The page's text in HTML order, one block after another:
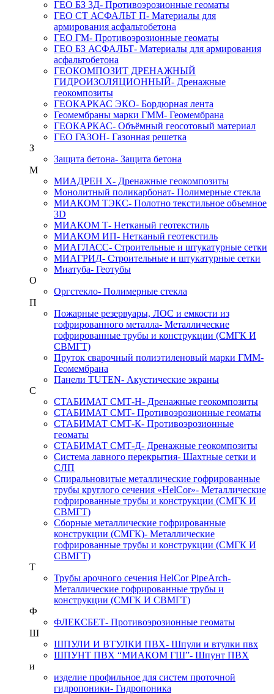
ГЕО БЗ 3Д- Противоэрозионные геоматы
ГЕО СТ АСФАЛЬТ П- Материалы для
армирования асфальтобетона
ГЕО ГМ- Противоэрозионные геоматы
ГЕО БЗ АСФАЛЬТ- Материалы для армирования
асфальтобетона
ГЕОКОМПОЗИТ ДРЕНАЖНЫЙ
ГИДРОИЗОЛЯЦИОННЫЙ- Дренажные
геокомпозиты
ГЕОКАРКАС ЭКО- Бордюрная лента
Геомембраны марки ГММ- Геомембрана
ГЕОКАРКАС- Объёмный геосотовый материал
ГЕО ГАЗОН- Газонная решетка
З
Защита бетона- Защита бетона
М
МИАДРЕН Х- Дренажные геокомпозиты
Монолитный поликарбонат- Полимерные стекла
МИАКОМ ТЭКС- Полотно текстильное объемное
3D
МИАКОМ Т- Нетканый геотекстиль
МИАКОМ ИП- Нетканый геотекстиль
МИАГЛАСС- Строительные и штукатурные сетки
МИАГРИД- Строительные и штукатурные сетки
Миатуба- Геотубы
О
Оргстекло- Полимерные стекла
П
Пожарные резервуары, ЛОС и емкости из
гофрированного металла- Металлические
гофрированные трубы и конструкции (СМГК И
СВМГТ)
Пруток сварочный полиэтиленовый марки ГММ-
Геомембрана
Панели TUTEN- Акустические экраны
С
СТАБИМАТ СМТ-Н- Дренажные геокомпозиты
СТАБИМАТ СМТ- Противоэрозионные геоматы
СТАБИМАТ СМТ-К- Противоэрозионные
геоматы
СТАБИМАТ СМТ-Д- Дренажные геокомпозиты
Система лавного перекрытия- Шахтные сетки и
СЛП
Спиральновитые металлические гофрированные
трубы круглого сечения «HelCor»- Металлические
гофрированные трубы и конструкции (СМГК И
СВМГТ)
Сборные металлические гофрированные
конструкции (СМГК)- Металлические
гофрированные трубы и конструкции (СМГК И
СВМГТ)
Т
Трубы арочного сечения HelCor PipeArch-
Металлические гофрированные трубы и
конструкции (СМГК И СВМГТ)
Ф
ФЛЕКСБЕТ- Противоэрозионные геоматы
Ш
ШПУЛИ И ВТУЛКИ ПВХ- Шпули и втулки пвх
ШПУНТ ПВХ “МИАКОМ ГШ”- Шпунт ПВХ
и
изделие профильное для систем проточной
гидропоники- Гидропоника